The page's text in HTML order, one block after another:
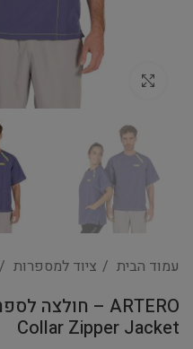
Click to enlarge
עמוד הבית ציוד למספרות
Collar Zipper Jacket